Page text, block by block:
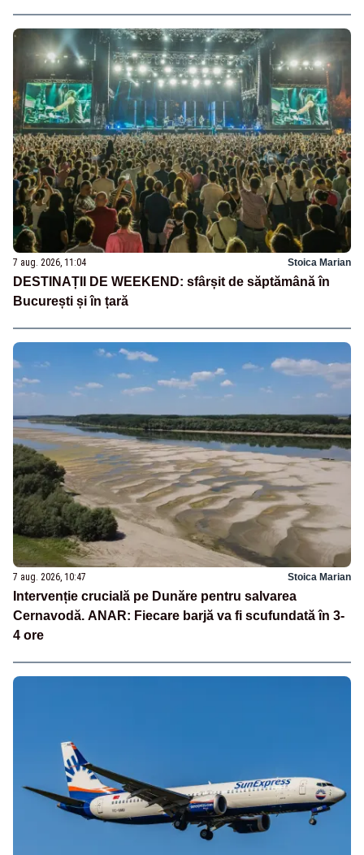
7 aug. 2026, 11:04 Stoica Marian
DESTINAȚII DE WEEKEND: sfârșit de săptămână în
București și în țară
7 aug. 2026, 10:47 Stoica Marian
Intervenție crucială pe Dunăre pentru salvarea
Cernavodă. ANAR: Fiecare barjă va fi scufundată în 3-
4 ore